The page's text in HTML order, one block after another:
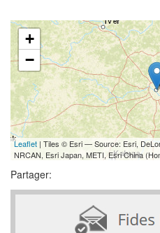
+
−
Leaflet | Tiles © Esri — Source: Esri,
NRCAN, Esri Japan, METI, Esri China
Partager: